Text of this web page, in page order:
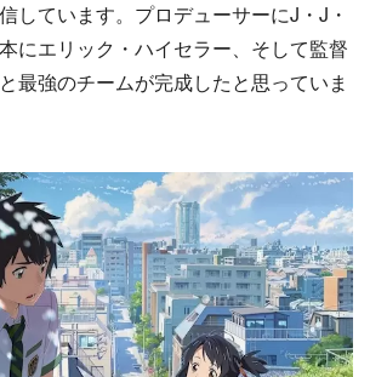
しています。プロデューサーにJ・J・
にエリック・ハイセラー、そして監督
最強のチームが完成したと思っていま